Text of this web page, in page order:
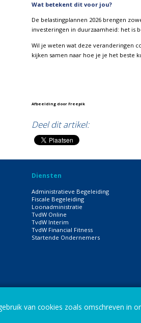
Wat betekent dit voor jou?
De belastingplannen 2026 brengen
investeringen in duurzaamheid: het is
Wil je weten wat deze veranderingen
kijken samen naar hoe je je het beste
Afbeelding door Freepik
Deel dit artikel:
Diensten
Administratieve Begeleiding
Fiscale Begeleiding
Loonadministratie
TvdW Online
TvdW Interim
TvdW Financial Fitness
Startende Ondernemers
van cookies zoals omschreven in